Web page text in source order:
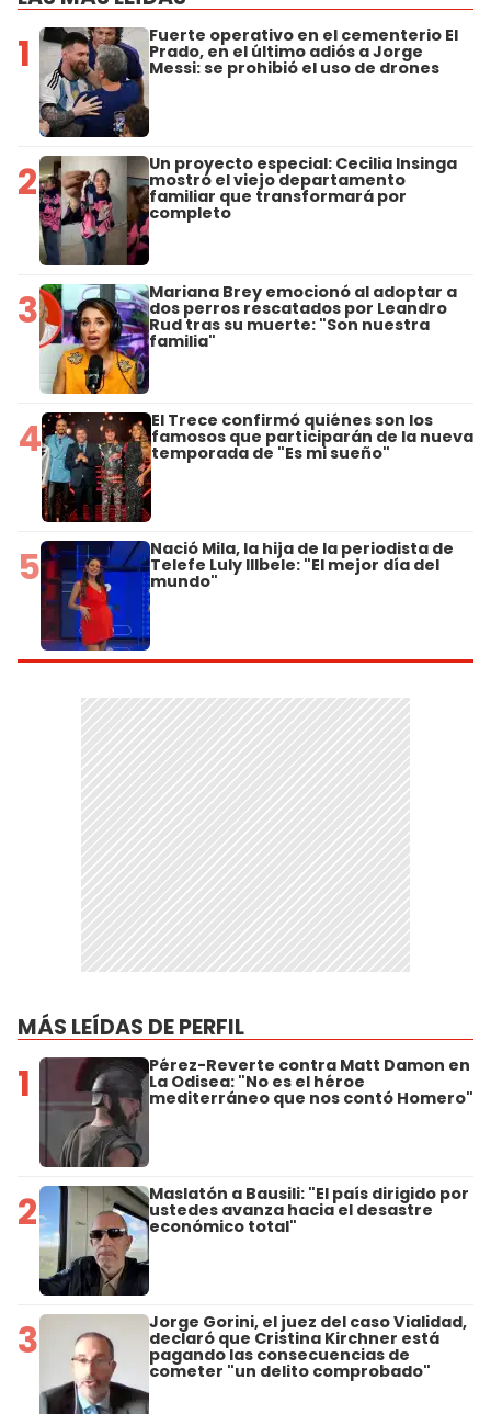
1 Fuerte operativo en el cementerio El
Prado, en el último adiós a Jorge
Messi: se prohibió el uso de drones
2 Un proyecto especial: Cecilia Insinga
mostró el viejo departamento
familiar que transformará por
completo
3 Mariana Brey emocionó al adoptar a
dos perros rescatados por Leandro
Rud tras su muerte: "Son nuestra
familia"
4 El Trece confirmó quiénes son los
famosos que participarán de la nueva
temporada de "Es mi sueño"
5 Nació Mila, la hija de la periodista de
Telefe Luly Illbele: "El mejor día del
mundo"
MÁS LEÍDAS DE PERFIL
1 Pérez-Reverte contra Matt Damon en
La Odisea: "No es el héroe
mediterráneo que nos contó Homero"
2 Maslatón a Bausili: "El país dirigido por
ustedes avanza hacia el desastre
económico total"
3 Jorge Gorini, el juez del caso Vialidad,
declaró que Cristina Kirchner está
pagando las consecuencias de
cometer "un delito comprobado"